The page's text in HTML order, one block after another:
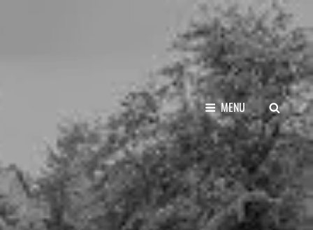
MENU SEARCH